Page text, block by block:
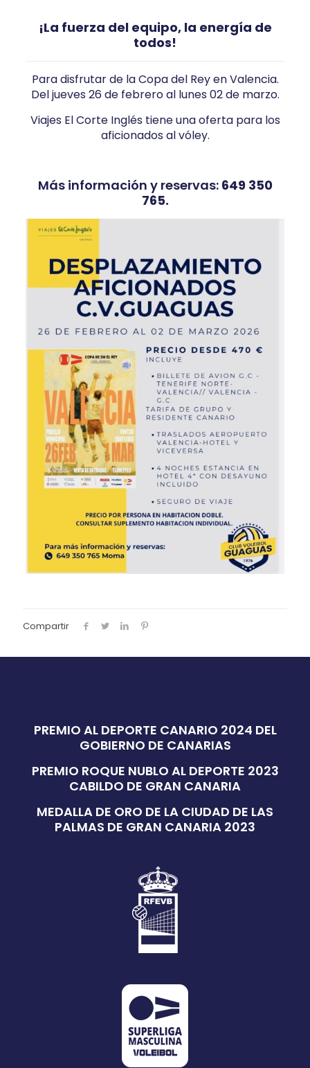
¡La fuerza del equipo, la energía de
todos!
Para disfrutar de la Copa del Rey en Valencia.
Del jueves 26 de febrero al lunes 02 de marzo.
Viajes El Corte Inglés tiene una oferta para los
aficionados al vóley.
Más información y reservas: 649 350
765.
Compartir
PREMIO AL DEPORTE CANARIO 2024 DEL
GOBIERNO DE CANARIAS
PREMIO ROQUE NUBLO AL DEPORTE 2023
CABILDO DE GRAN CANARIA
MEDALLA DE ORO DE LA CIUDAD DE LAS
PALMAS DE GRAN CANARIA 2023